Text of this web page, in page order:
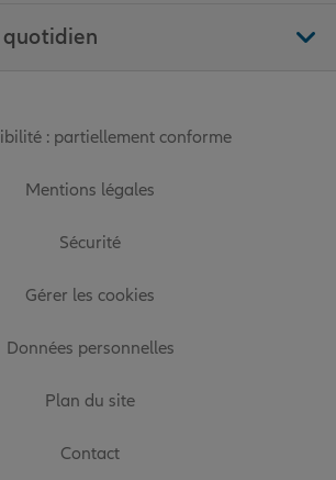
quotidien
: partiellement conforme
Mentions légales
Sécurité
Gérer les cookies
Données personnelles
Plan du site
Contact